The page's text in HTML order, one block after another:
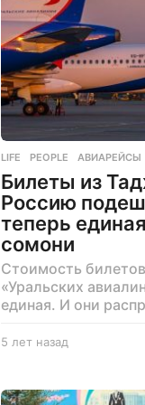
LIFE ,PEOPLE АВИАРЕЙСЫ
Билеты из
Россию
теперь
сомони
Стоимость
«Уральских
единая. И они
5 лет назад
т